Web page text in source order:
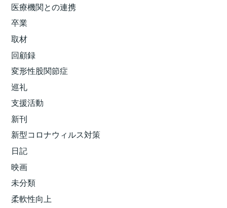
医療機関との連携
卒業
取材
回顧録
変形性股関節症
巡礼
支援活動
新刊
新型コロナウィルス対策
日記
映画
未分類
柔軟性向上